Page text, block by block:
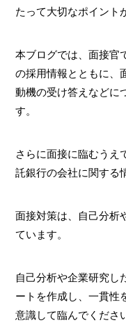
たって大切なポイント
本ブログでは、面接官
の採用情報とともに、
動機の受け答えなどに
す。
さらに面接に臨むうえ
託銀行の会社に関する
面接対策は、自己分析
ています。
自己分析や企業研究し
ートを作成し、一貫性
意識して臨んでくださ